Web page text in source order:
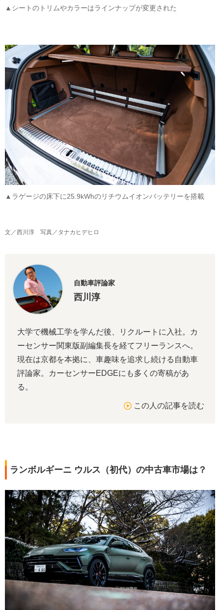
▲シートのトリムやカラーはラインナップが変更された
▲ラゲージの床下に25.9kWhのリチウムイオンバッテリーを搭載
文／西川淳 写真／タナカヒデヒロ
自動車評論家
西川淳
大学で機械工学を学んだ後、リクルートに入社。カ
ーセンサー関東版副編集長を経てフリーランスへ。
現在は京都を本拠に、車趣味を追求し続ける自動車
評論家。カーセンサーEDGEにも多くの寄稿があ
る。
この人の記事を読む
ランボルギーニ ウルス（初代）の中古車市場は？